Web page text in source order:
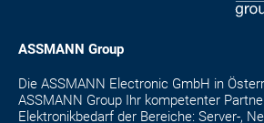
ASSMANN Group
Die ASSMANN Electronic GmbH in
ASSMANN Group Ihr kompetenter
Elektronikbedarf der Bereiche: Server-,